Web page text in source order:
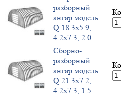
разборный
ангар модель
Q 18.3x5.9,
4.2x7.3, 2.0
-
Cборно-
разборный
ангар модель
Q 21.3x7.2,
4.2x7.3, 1.5
-